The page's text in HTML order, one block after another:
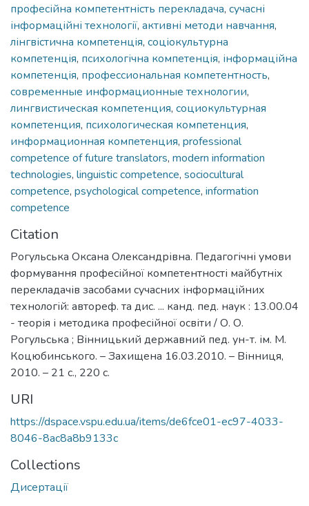
професійна компетентність перекладача, сучасні
інформаційні технології, активні методи навчання,
лінгвістична компетенція, соціокультурна
компетенція, психологічна компетенція, інформаційна
компетенція, профессиональная компетентность,
современные информационные технологии,
лингвистическая компетенция, социокультурная
компетенция, психологическая компетенция,
информационная компетенция, professional
competence of future translators, modern information
technologies, linguistic competence, sociocultural
competence, psychological competence, information
competence
Citation
Рогульська Оксана Олександрівна. Педагогічні умови
формування професійної компетентності майбутніх
перекладачів засобами сучасних інформаційних
технологій: автореф. та дис. ... канд. пед. наук : 13.00.04
- теорія і методика професійної освіти / О. О.
Рогульська ; Вінницький державний пед. ун-т. ім. М.
Коцюбинського. – Захищена 16.03.2010. – Вінниця,
2010. – 21 с., 220 с.
URI
https://dspace.vspu.edu.ua/items/de6fce01-ec97-4033-
8046-8ac8a8b9133c
Collections
Дисертації